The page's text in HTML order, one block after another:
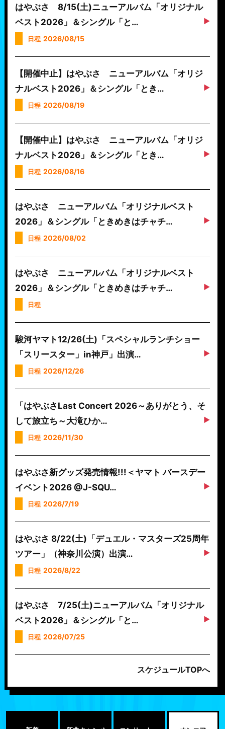
はやぶさ 8/15(土)ニューアルバム「オリジナル
ベスト2026」＆シングル「と…
日程 2026/08/15
【開催中止】はやぶさ ニューアルバム「オリジ
ナルベスト2026」＆シングル「とき…
日程 2026/08/19
【開催中止】はやぶさ ニューアルバム「オリジ
ナルベスト2026」＆シングル「とき…
日程 2026/08/16
はやぶさ ニューアルバム「オリジナルベスト
2026」＆シングル「ときめきはチャチ…
日程 2026/08/02
はやぶさ ニューアルバム「オリジナルベスト
2026」＆シングル「ときめきはチャチ…
日程
駿河ヤマト12/26(土)「スペシャルランチショー
「スリースター」in神戸」出演…
日程 2026/12/26
「はやぶさLast Concert 2026～ありがとう、そ
して旅立ち～大滝ひか…
日程 2026/11/30
はやぶさ新グッズ発売情報!!!＜ヤマト バースデー
イベント2026 @J-SQU…
日程 2026/7/19
はやぶさ 8/22(土)「デュエル・マスターズ25周年
ツアー」（神奈川公演）出演…
日程 2026/8/22
はやぶさ 7/25(土)ニューアルバム「オリジナル
ベスト2026」＆シングル「と…
日程 2026/07/25
スケジュールTOPへ